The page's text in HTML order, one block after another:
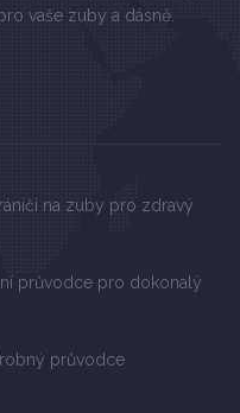
vaše zuby a dásně.
na zuby pro zdravý
průvodce pro dokonalý
průvodce